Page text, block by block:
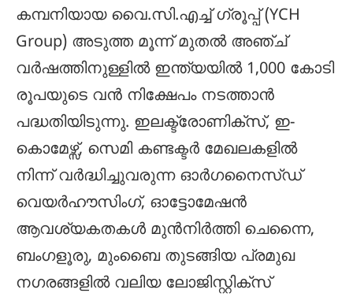
കമ്പനിയായ വൈ.സി.എച്ച് ഗ്രൂപ്പ് (YCH
Group) അടുത്ത മൂന്ന് മുതൽ അഞ്ച്
വർഷത്തിനുള്ളിൽ ഇന്ത്യയിൽ 1,000 കോടി
രൂപയുടെ വൻ നിക്ഷേപം നടത്താൻ
പദ്ധതിയിടുന്നു. ഇലക്ട്രോണിക്സ്, ഇ-
കൊമേഴ്സ്, സെമി കണ്ടക്ടർ മേഖലകളിൽ
നിന്ന് വർദ്ധിച്ചുവരുന്ന ഓർഗനൈസ്ഡ്
വെയർഹൗസിംഗ്, ഓട്ടോമേഷൻ
ആവശ്യകതകൾ മുൻനിർത്തി ചെന്നൈ,
ബംഗളൂരു, മുംബൈ തുടങ്ങിയ പ്രമുഖ
നഗരങ്ങളിൽ വലിയ ലോജിസ്റ്റിക്സ്